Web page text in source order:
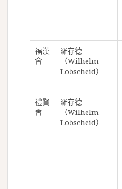
福漢
會
羅存德
（Wilhelm
Lobscheid）
禮賢
會
羅存德
（Wilhelm
Lobscheid）